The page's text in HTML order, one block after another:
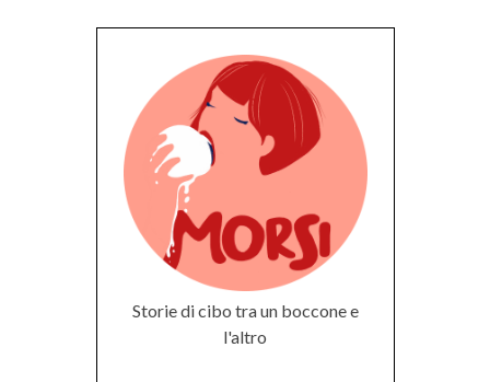
Storie di cibo tra un boccone e
l'altro